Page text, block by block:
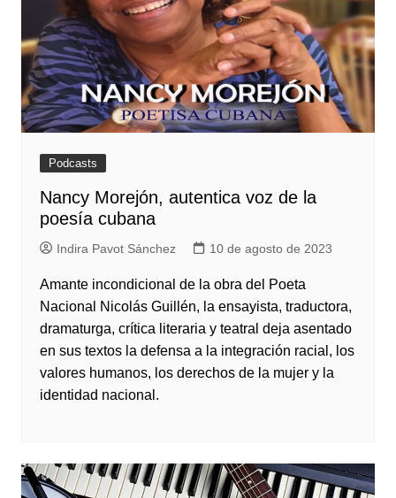
Podcasts
Nancy Morejón, autentica voz de la
poesía cubana
Indira Pavot Sánchez 10 de agosto de 2023
Amante incondicional de la obra del Poeta
Nacional Nicolás Guillén, la ensayista, traductora,
dramaturga, crítica literaria y teatral deja asentado
en sus textos la defensa a la integración racial, los
valores humanos, los derechos de la mujer y la
identidad nacional.